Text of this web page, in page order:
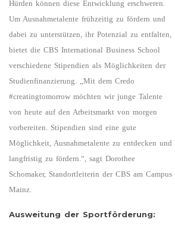
Hürden können diese Entwicklung erschweren.
Um Ausnahmetalente frühzeitig zu fördern und
dabei zu unterstützen, ihr Potenzial zu entfalten,
bietet die CBS International Business School
verschiedene Stipendien als Möglichkeiten der
Studienfinanzierung. „Mit dem Credo
#creatingtomorrow möchten wir junge Talente
von heute auf den Arbeitsmarkt von morgen
vorbereiten. Stipendien sind eine gute
Möglichkeit, Ausnahmetalente zu entdecken und
langfristig zu fördern.“, sagt Dorothee
Schomaker, Standortleiterin der CBS am Campus
Mainz.
Ausweitung der Sportförderung: